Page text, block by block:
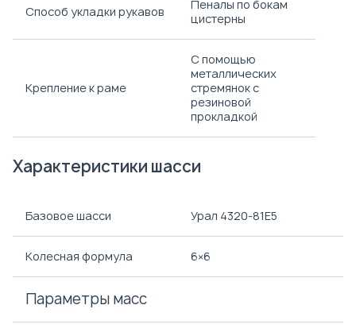
Способ укладки рукавов
Пеналы по бокам
цистерны
Крепление к раме
С помощью
металлических
стремянок с
резиновой
прокладкой
Характеристики шасси
Базовое шасси Урал 4320-81Е5
Колесная формула 6×6
Параметры масс